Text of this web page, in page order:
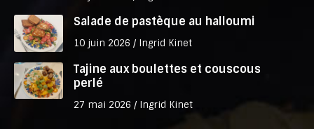
Salade de pastèque au halloumi
10 juin 2026 / Ingrid Kinet
Tajine aux boulettes et couscous
perlé
27 mai 2026 / Ingrid Kinet